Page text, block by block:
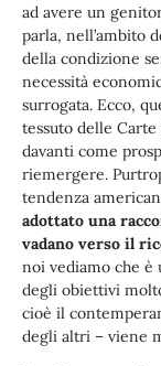
ad avere un
parla, nell’ambito
della condizione
necessità
surrogata. Ecco,
tessuto delle
davanti come
riemergere.
tendenza
adottato una
vadano verso il
noi vediamo che è
degli obiettivi
cioè il
degli altri – viene